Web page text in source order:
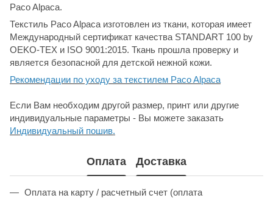
Paco Alpaca.
Текстиль Paco Alpaca изготовлен из ткани, которая имеет
Международный сертификат качества STANDART 100 by
OEKO-TEX и ISO 9001:2015. Ткань прошла проверку и
является безопасной для детской нежной кожи.
Рекомендации по уходу за текстилем Paco Alpaca
Если Вам необходим другой размер, принт или другие
индивидуальные параметры - Вы можете заказать
Индивидуальный пошив.
Оплата Доставка
Оплата на карту / расчетный счет (оплата